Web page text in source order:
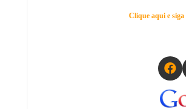
Clique aqui e